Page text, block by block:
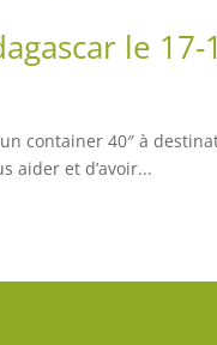
le 17-
container 40″ à
aider et d’avoir...